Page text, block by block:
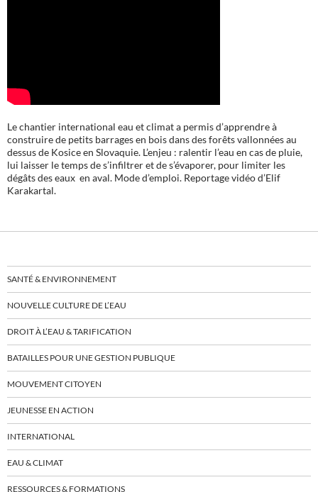
Le chantier international eau et climat a permis d’apprendre à
construire de petits barrages en bois dans des forêts vallonnées au
dessus de Kosice en Slovaquie. L’enjeu : ralentir l’eau en cas de pluie,
lui laisser le temps de s’infiltrer et de s’évaporer, pour limiter les
dégâts des eaux en aval. Mode d’emploi. Reportage vidéo d’Elif
Karakartal.
SANTÉ & ENVIRONNEMENT
NOUVELLE CULTURE DE L’EAU
DROIT À L’EAU & TARIFICATION
BATAILLES POUR UNE GESTION PUBLIQUE
MOUVEMENT CITOYEN
JEUNESSE EN ACTION
INTERNATIONAL
EAU & CLIMAT
RESSOURCES & FORMATIONS